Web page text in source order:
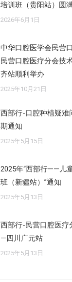
培训班（贵阳站）圆
2026年6月1日
中华口腔医学会民营
民营口腔医疗分会技
齐站顺利举办
2025年10月21日
西部行-口腔种植疑难
期通知
2025年5月15日
2025年“西部行——儿
班（新疆站）”通知
2025年5月13日
西部行-民营口腔医疗
—四川广元站
2025年5月13日